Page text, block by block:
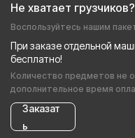
Не хватает
Воспользуйтесь нашим
При заказе отдельной
бесплатно!
Количество предметов не
дополнительное время
Заказат
ь